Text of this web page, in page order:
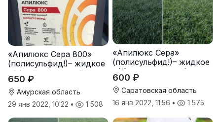
«Апилюкс Сера 800»
(полисульфид!)– жидкое
эффективное удобрение
с высоким содержанием
доступной серы
650 ₽
Амурская область
29 янв 2022, 10:22 • 1 508
«Апилюкс Сера»
(полисульфид!)– жидкое
эффективное удобрение
с высоким содержанием
доступной серы
600 ₽
Саратовская область
16 янв 2022, 11:56 • 1 575